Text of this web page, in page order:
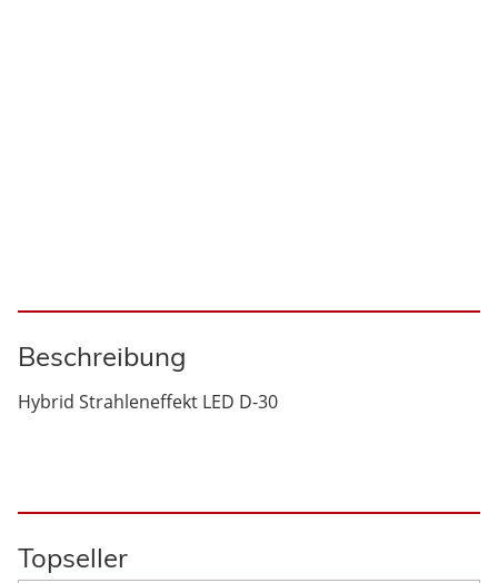
Beschreibung
Hybrid Strahleneffekt LED D-30
Topseller